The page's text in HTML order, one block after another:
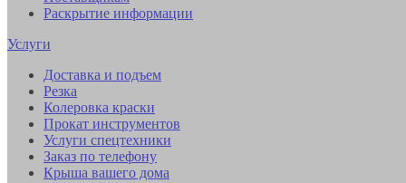
Раскрытие информации
Услуги
Доставка и подъем
Резка
Колеровка краски
Прокат инструментов
Услуги спецтехники
Заказ по телефону
Крыша вашего дома